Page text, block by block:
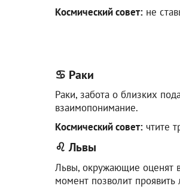
Космический совет: не
♋ Раки
Раки, забота о близких
взаимопонимание.
Космический совет: чтите
♌ Львы
Львы, окружающие оценят
момент позволит проявить